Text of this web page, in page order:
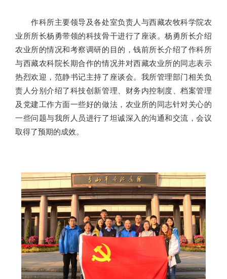
作科所主要领导及各处室负责人与西藏农牧科学院农
业所所长杨勇带领的科技骨干进行了座谈。杨勇所长介绍
农业所的情况和考察调研的目的，钱前所长介绍了作科所
与西藏农科院长期合作的情况并对西藏农业所的同志表示
热烈欢迎，范静书记主持了座谈会。我所管理部门相关负
责人分别介绍了科技创新管理、财务内控制度、档案管理
及党建工作方面一些好的做法，农业所的同志针对关心的
一些问题与我所人员进行了坦诚深入的沟通和交流，会议
取得了预期的成效。